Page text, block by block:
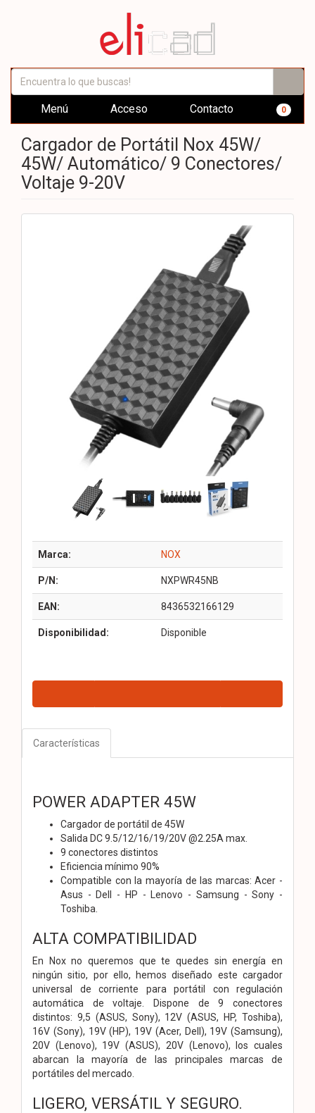
Menú Acceso Contacto 0
Cargador de Portátil Nox 45W/
45W/ Automático/ 9 Conectores/
Voltaje 9-20V
Marca: NOX
P/N: NXPWR45NB
EAN: 8436532166129
Disponibilidad: Disponible
Características
POWER ADAPTER 45W
Cargador de portátil de 45W
Salida DC 9.5/12/16/19/20V @2.25A max.
9 conectores distintos
Eficiencia mínimo 90%
Compatible con la mayoría de las marcas: Acer -
Asus - Dell - HP - Lenovo - Samsung - Sony -
Toshiba.
ALTA COMPATIBILIDAD
En Nox no queremos que te quedes sin energía en
ningún sitio, por ello, hemos diseñado este cargador
universal de corriente para portátil con regulación
automática de voltaje. Dispone de 9 conectores
distintos: 9,5 (ASUS, Sony), 12V (ASUS, HP, Toshiba),
16V (Sony), 19V (HP), 19V (Acer, Dell), 19V (Samsung),
20V (Lenovo), 19V (ASUS), 20V (Lenovo), los cuales
abarcan la mayoría de las principales marcas de
portátiles del mercado.
LIGERO, VERSÁTIL Y SEGURO.